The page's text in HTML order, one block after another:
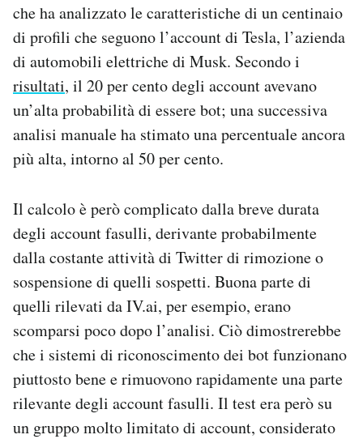
che ha analizzato le caratteristiche di un centinaio
di profili che seguono l’account di Tesla, l’azienda
di automobili elettriche di Musk. Secondo i
risultati, il 20 per cento degli account avevano
un’alta probabilità di essere bot; una successiva
analisi manuale ha stimato una percentuale ancora
più alta, intorno al 50 per cento.
Il calcolo è però complicato dalla breve durata
degli account fasulli, derivante probabilmente
dalla costante attività di Twitter di rimozione o
sospensione di quelli sospetti. Buona parte di
quelli rilevati da IV.ai, per esempio, erano
scomparsi poco dopo l’analisi. Ciò dimostrerebbe
che i sistemi di riconoscimento dei bot funzionano
piuttosto bene e rimuovono rapidamente una parte
rilevante degli account fasulli. Il test era però su
un gruppo molto limitato di account, considerato